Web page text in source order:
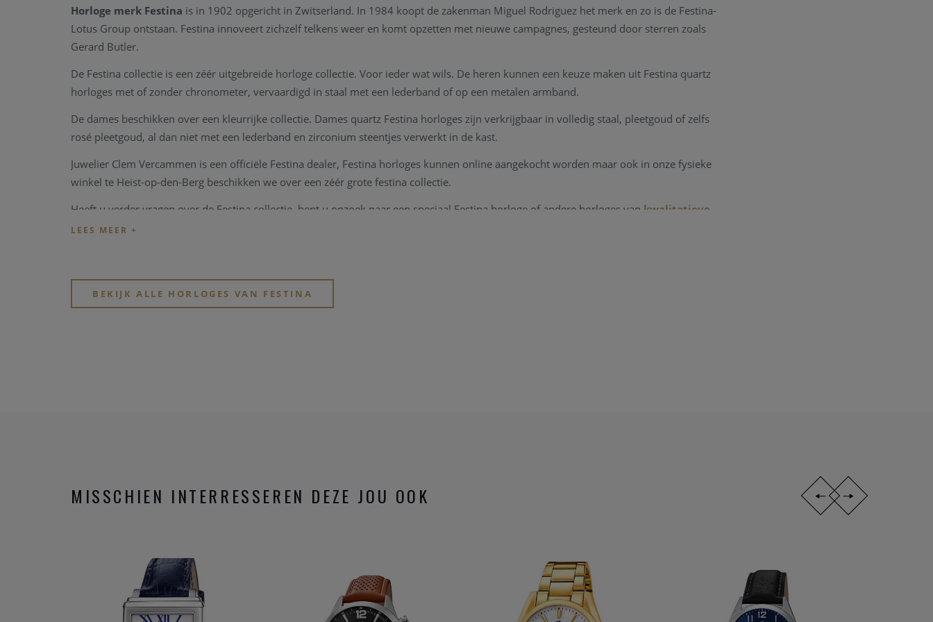
Horloge merk Festina is in 1902 opgericht in Zwitserland. In 1984 koopt de zakenman Miguel Rodriguez het merk en zo is de Festina-
Lotus Group ontstaan. Festina innoveert zichzelf telkens weer en komt opzetten met nieuwe campagnes, gesteund door sterren zoals
Gerard Butler.
De Festina collectie is een zéér uitgebreide horloge collectie. Voor ieder wat wils. De heren kunnen een keuze maken uit Festina quartz
horloges met of zonder chronometer, vervaardigd in staal met een lederband of op een metalen armband.
De dames beschikken over een kleurrijke collectie. Dames quartz Festina horloges zijn verkrijgbaar in volledig staal, pleetgoud of zelfs
rosé pleetgoud, al dan niet met een lederband en zirconium steentjes verwerkt in de kast.
Juwelier Clem Vercammen is een officiële Festina dealer, Festina horloges kunnen online aangekocht worden maar ook in onze fysieke
winkel te Heist-op-den-Berg beschikken we over een zéér grote festina collectie.
Heeft u verder vragen over de Festina collectie, bent u opzoek naar een speciaal Festina horloge of andere horloges van kwalitatieve
horloge merken
BEKIJK ALLE HORLOGES VAN FESTINA
MISSCHIEN INTERRESSEREN DEZE JOU OOK